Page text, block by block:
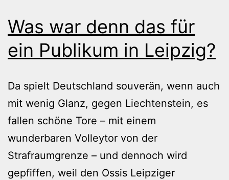
Was war denn das für
ein Publikum in Leipzig?
Da spielt Deutschland souverän, wenn auch
mit wenig Glanz, gegen Liechtenstein, es
fallen schöne Tore – mit einem
wunderbaren Volleytor von der
Strafraumgrenze – und dennoch wird
gepfiffen, weil den Ossis Leipziger